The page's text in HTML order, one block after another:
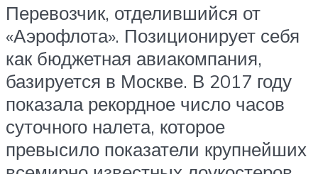
Перевозчик, отделившийся от
«Аэрофлота». Позиционирует себя
как бюджетная авиакомпания,
базируется в Москве. В 2017 году
показала рекордное число часов
суточного налета, которое
превысило показатели крупнейших